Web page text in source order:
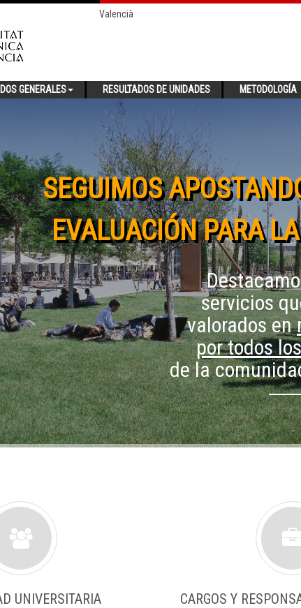
Valencià
GENERALES RESULTADOS DE UNIDADES METODOLOGÍA
SEGUIMOS
EVALUACIÓN PARA
servicios
valorados en
por todos
de la
UNIVERSITARIA CARGOS Y